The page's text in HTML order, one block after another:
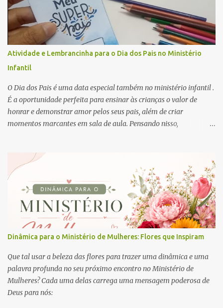
Atividade e Lembrancinha para o Dia dos Pais no Ministério
Infantil
O Dia dos Pais é uma data especial também no ministério infantil .
É a oportunidade perfeita para ensinar às crianças o valor de
honrar e demonstrar amor pelos seus pais, além de criar
momentos marcantes em sala de aula. Pensando nisso,
este dia: o mini livro “Meu Super Pai” .
Dinâmica para o Ministério de Mulheres: Flores que Inspiram
Que tal usar a beleza das flores para trazer uma dinâmica e uma
palavra profunda no seu próximo encontro no Ministério de
Mulheres? Cada uma delas carrega uma mensagem poderosa de
Deus para nós: